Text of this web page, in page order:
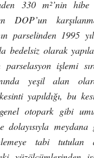
330 m²’nin hibe
DOP’un
parselinden 1995
bedelsiz olarak
parselasyon işlemi
yeşil alan
yapıldığı, bu
otopark gibi
dolayısıyla meydana
tabi